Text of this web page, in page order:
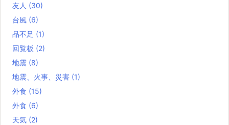
友人 (30)
台風 (6)
品不足 (1)
回覧板 (2)
地震 (8)
地震、火事、災害 (1)
外食 (15)
外食 (6)
天気 (2)